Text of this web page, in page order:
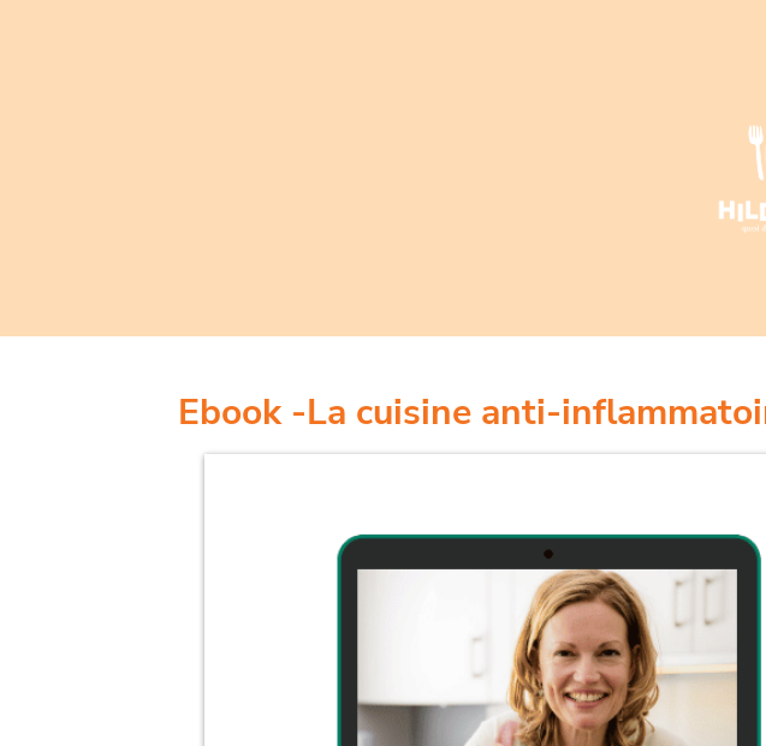
Ebook -La cuisine anti-